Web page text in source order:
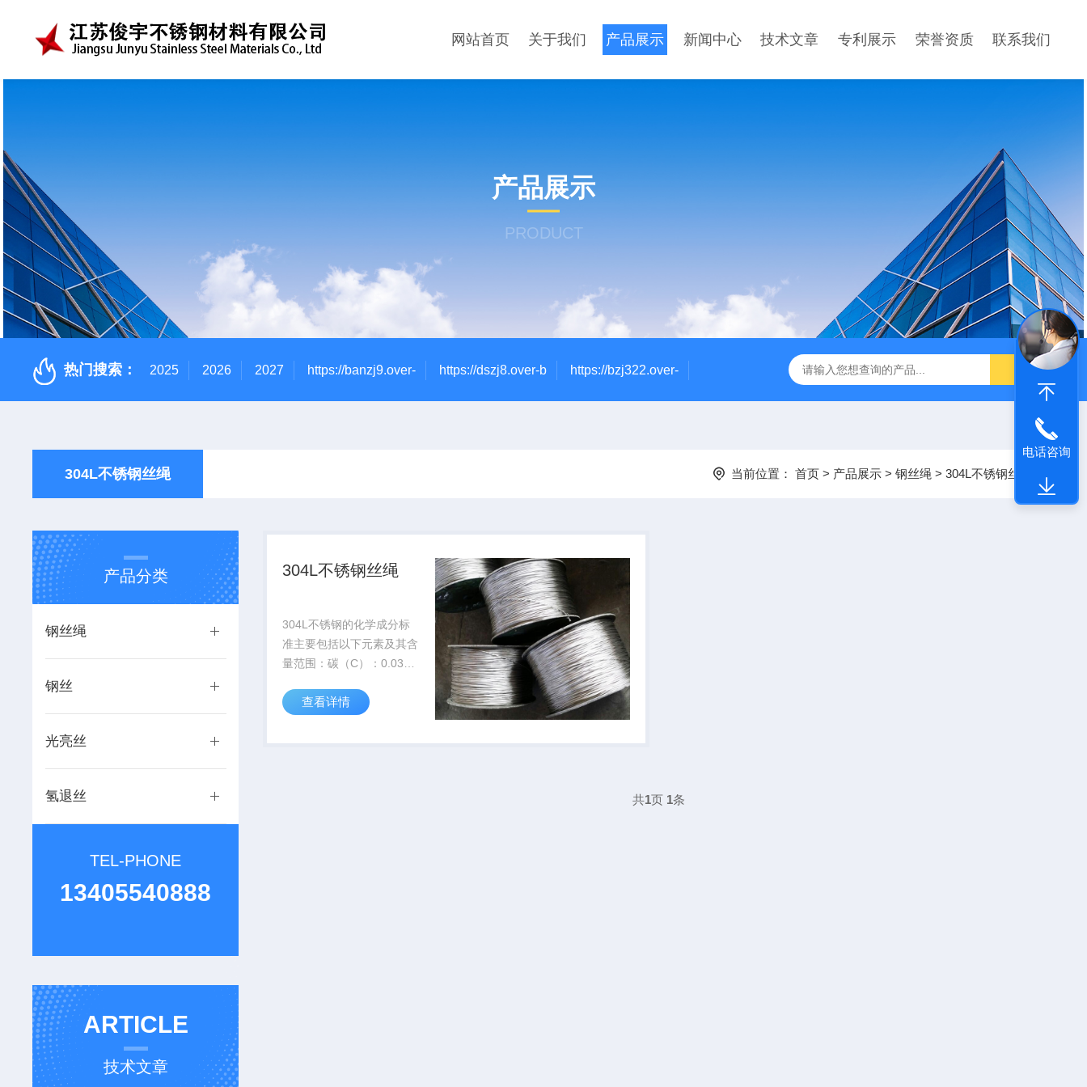
网站首页 关于我们 产品展示 新闻中心 技术文章 专利展示 荣誉资质 联系我们
产品展示
PRODUCT
热门搜索： 2025 2026 2027 https://banzj9.over- https://dszj8.over-b https://bzj322.over-
304L不锈钢丝绳 当前位置： 首页> 产品展示> 钢丝绳 > 304L不锈钢丝绳
产品分类
钢丝绳
钢丝
光亮丝
氢退丝
TEL-PHONE
13405540888
ARTICLE
技术文章
304L不锈钢丝绳
‌304L不锈钢的化学成分标
准主要包括以下元素及其含
量范围‌：‌‌碳（C）‌：0.03%‌
查看详情
共1页 1条
电话咨询